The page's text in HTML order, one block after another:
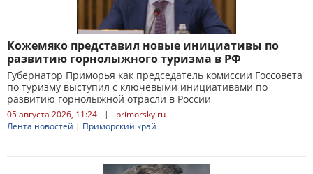
Кожемяко представил новые инициативы по
развитию горнолыжного туризма в РФ
Губернатор Приморья как председатель комиссии Госсовета
по туризму выступил с ключевыми инициативами по
развитию горнолыжной отрасли в России
05 августа 2026, 11:24 |
primorsky.ru
Лента новостей | Приморский край